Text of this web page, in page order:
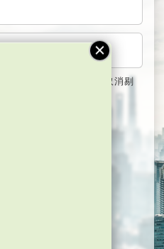
使用共用电脑，紧记取消剔